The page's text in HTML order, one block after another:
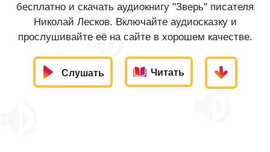
бесплатно и скачать аудиокнигу "Зверь" писателя
Николай Лесков. Включайте аудиосказку и
прослушивайте её на сайте в хорошем качестве.
Слушать Читать